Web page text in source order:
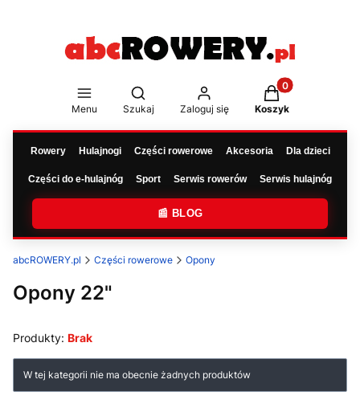
Menu
Otwórz wyszukiwarkę
Szukaj Zaloguj się
Produkty w
Koszyk
Rowery Hulajnogi Części rowerowe Akcesoria Dla dzieci
Części do e-hulajnóg Sport Serwis rowerów Serwis hulajnóg
📰 BLOG
abcROWERY.pl Części rowerowe Opony
Opony 22"
Produkty: Brak
Lista produktów
W tej kategorii nie ma obecnie żadnych produktów